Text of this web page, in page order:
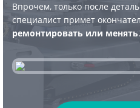
Впрочем, только после
специалист примет
ремонтировать или менять.